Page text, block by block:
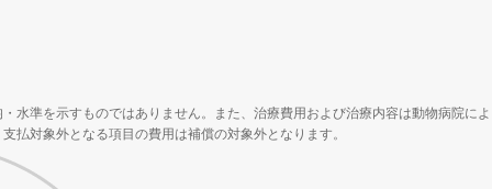
水準を示すものではありません。また、治療費用および治療内容は動物病院によ
払対象外となる項目の費用は補償の対象外となります。